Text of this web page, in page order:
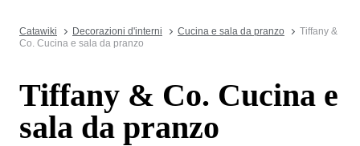
Catawiki Decorazioni d'interni Cucina e sala da pranzo
Tiffany &
Co. Cucina e sala da pranzo
Tiffany & Co. Cucina e
sala da pranzo